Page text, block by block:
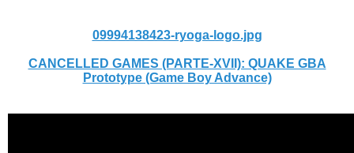
09994138423-ryoga-logo.jpg
CANCELLED GAMES (PARTE-XVII): QUAKE GBA
Prototype (Game Boy Advance)